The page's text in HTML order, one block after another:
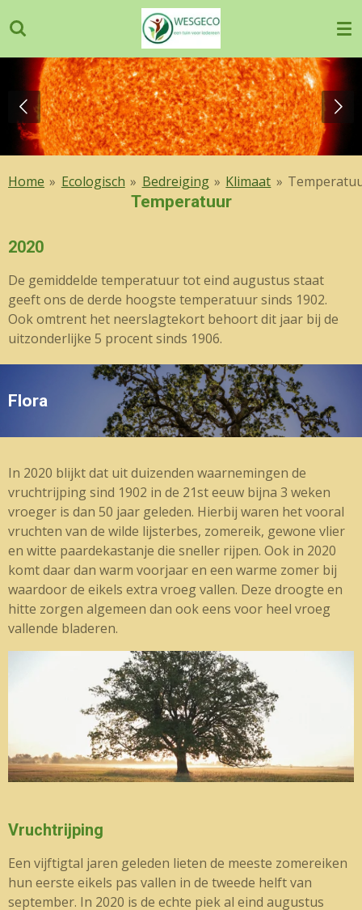
direct
naar
hoofdinhoud
Home » Ecologisch » Bedreiging » Klimaat »
Temperatuur
2020
De gemiddelde temperatuur tot eind augustus staat
geeft ons de derde hoogste temperatuur sinds 1902.
Ook omtrent het neerslagtekort behoort dit jaar bij de
uitzonderlijke 5 procent sinds 1906.
Flora
In 2020 blijkt dat uit duizenden waarnemingen de
vruchtrijping sind 1902 in de 21st eeuw bijna 3 weken
vroeger is dan 50 jaar geleden. Hierbij waren het vooral
vruchten van de wilde lijsterbes, zomereik, gewone vlier
en witte paardekastanje die sneller rijpen. Ook in 2020
komt daar dan warm voorjaar en een warme zomer bij
waardoor de eikels extra vroeg vallen. Deze droogte en
hitte zorgen algemeen dan ook eens voor heel vroeg
vallende bladeren.
Vruchtrijping
Een vijftigtal jaren geleden lieten de meeste zomereiken
hun eerste eikels pas vallen in de tweede helft van
september. In 2020 is de echte piek al eind augustus